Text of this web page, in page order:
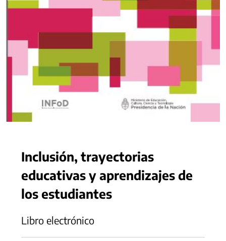
Inclusión, trayectorias
educativas y aprendizajes de
los estudiantes
Libro electrónico